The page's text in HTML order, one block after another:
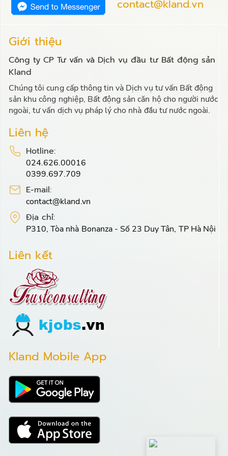
contact@kland.vn
Giới thiệu
Công ty CP Tư vấn và Dịch vụ đầu tư Bất động sản
Kland
Chúng tôi cung cấp thông tin và Dịch vụ tư vấn Bất động
sản khu công nghiệp, Bất động sản căn hộ cho người nước
ngoài, tư vấn dịch vụ pháp lý cho nhà đầu tư nước ngoài.
Liên hệ
Hotline:
024.626.00016
0399.697.709
E-mail:
contact@kland.vn
Địa chỉ:
P310, Tòa nhà Bonanza - Số 23 Duy Tân, TP Hà Nội
Liên kết
Kland Mobile App